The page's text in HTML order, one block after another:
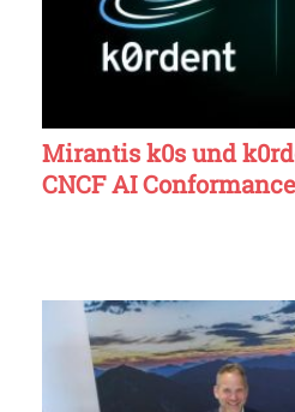
Mirantis k0s und
CNCF AI